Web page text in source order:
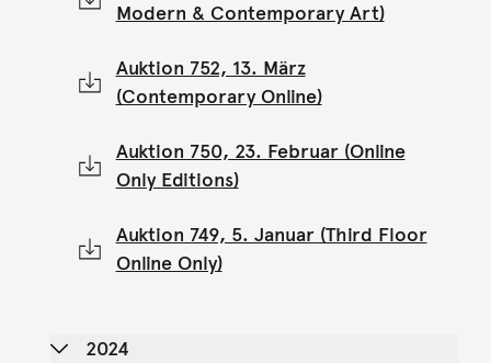
Modern & Contemporary Art)
Auktion 752, 13. März
(Contemporary Online)
Auktion 750, 23. Februar (Online
Only Editions)
Auktion 749, 5. Januar (Third Floor
Online Only)
2024